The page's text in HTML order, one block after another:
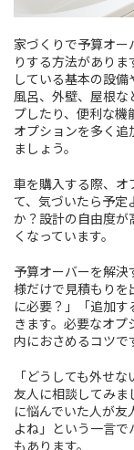
家づくりで予算オー
りする方法があり
している基本の設
風呂、外壁、屋根な
プしたり、便利な機
オプションを多く
ましょう。
車を購入する際、オ
て、気づいたら予定
か？設計の自由度が
くなっています。
予算オーバーを解
様だけで見積もりを
に必要？」「追加
きます。必要なオ
内におさめるコツで
「どうしても外せ
友人に相談してみま
に悩んでいた人が
よね」という一言
もあります。